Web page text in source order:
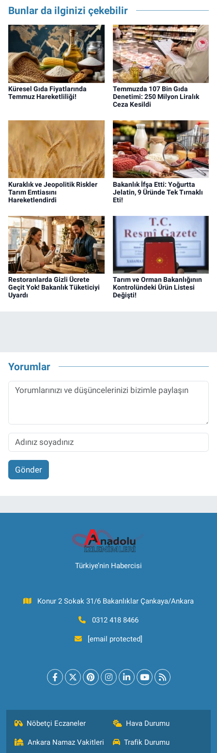
Bunlar da ilginizi çekebilir
Küresel Gıda Fiyatlarında
Temmuz Hareketliliği!
Temmuzda 107 Bin Gıda
Denetimi: 250 Milyon Liralık
Ceza Kesildi
Kuraklık ve Jeopolitik Riskler
Tarım Emtiasını
Hareketlendirdi
Bakanlık İfşa Etti: Yoğurtta
Jelatin, 9 Üründe Tek Tırnaklı
Eti!
Restoranlarda Gizli Ücrete
Geçit Yok! Bakanlık Tüketiciyi
Uyardı
Tarım ve Orman Bakanlığının
Kontrolündeki Ürün Listesi
Değişti!
Yorumlar
Gönder
Türkiye’nin Habercisi
Konur 2 Sokak 31/6 Bakanlıklar Çankaya/Ankara
0312 418 8466
[email protected]
Nöbetçi Eczaneler Hava Durumu
Ankara Namaz Vakitleri Trafik Durumu